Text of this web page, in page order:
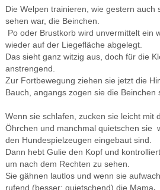
Die Welpen trainieren, wie gestern auch
sehen war, die Beinchen.
Po oder Brustkorb wird unvermittelt ein
wieder auf der Liegefläche abgelegt.
Das sieht ganz witzig aus, doch für die
anstrengend.
Zur Fortbewegung ziehen sie jetzt die
Bauch, angangs zogen sie die Beinchen
Wenn sie schlafen, zucken sie leicht mit
Öhrchen und manchmal quietschen sie
den Hundespielzeugen eingebaut sind.
Dann hebt Gulie den Kopf und
um nach dem Rechten zu sehen.
Sie gähnen lautlos und wenn sie
rufend (besser: quietschend) die Mama.